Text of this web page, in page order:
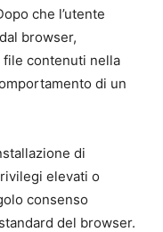
che l’utente
browser,
file contenuti nella
di un
di
elevati o
consenso
del browser.